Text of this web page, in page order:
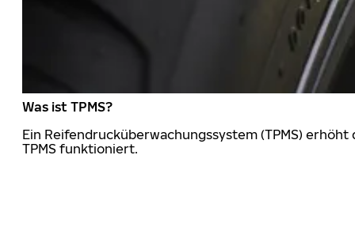
Was ist TPMS?
Ein Reifendrucküberwachungssystem (TPMS)
TPMS funktioniert.